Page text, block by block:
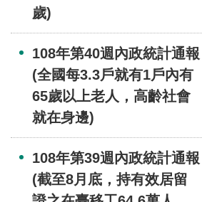
歲)
108年第40週內政統計通報
(全國每3.3戶就有1戶內有
65歲以上老人，高齡社會
就在身邊)
108年第39週內政統計通報
(截至8月底，持有效居留